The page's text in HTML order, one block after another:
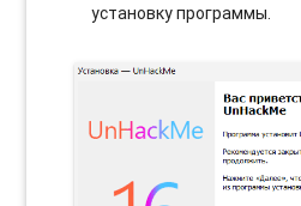
установку программы.